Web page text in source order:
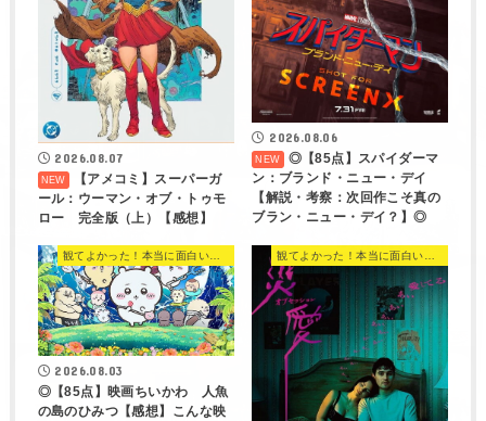
2026.08.07
【アメコミ】スーパーガ
ール：ウーマン・オブ・トゥモ
ロー 完全版（上）【感想】
2026.08.06
◎【85点】スパイダーマ
ン：ブランド・ニュー・デイ
【解説・考察：次回作こそ真の
ブラン・ニュー・デイ？】◎
観てよかった！本当に面白い映画 560選
2026.08.03
◎【85点】映画ちいかわ 人魚
の島のひみつ【感想】こんな映
観てよかった！本当に面白い映画 560選